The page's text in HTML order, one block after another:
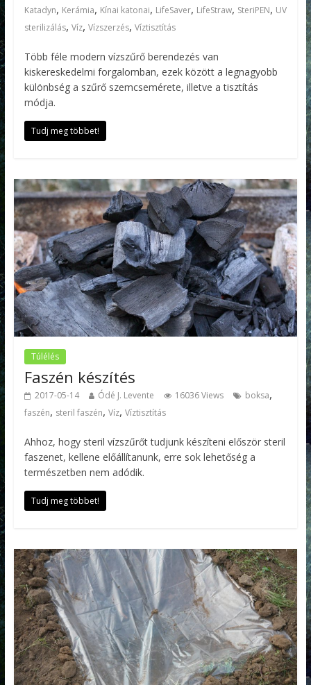
Katadyn, Kerámia, Kínai katonai, LifeSaver, LifeStraw, SteriPEN, UV
sterilizálás, Víz, Vízszerzés, Víztisztítás
Több féle modern vízszűrő berendezés van
kiskereskedelmi forgalomban, ezek között a legnagyobb
különbség a szűrő szemcsemérete, illetve a tisztítás
módja.
Tudj meg többet!
Túlélés
Faszén készítés
2017-05-14 Ódé J. Levente 16036 Views boksa,
faszén, steril faszén, Víz, Víztisztítás
Ahhoz, hogy steril vízszűrőt tudjunk készíteni először steril
faszenet, kellene előállítanunk, erre sok lehetőség a
természetben nem adódik.
Tudj meg többet!